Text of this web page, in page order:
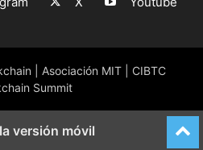
| Asociación MIT | CIBTC
Summit
versión móvil